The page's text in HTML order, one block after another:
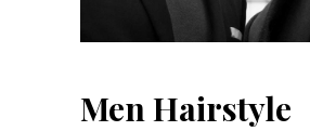
Men Hairstyle